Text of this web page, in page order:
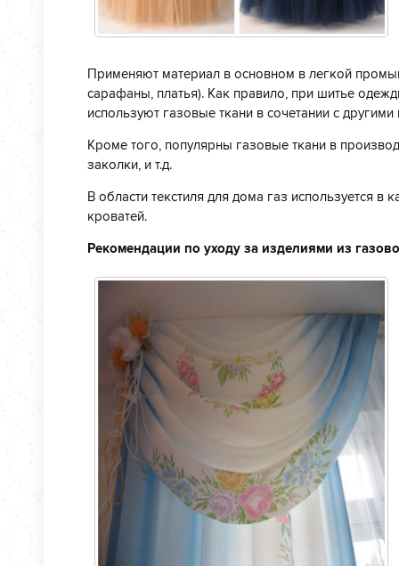
Применяют материал в основном в легкой
сарафаны, платья). Как правило, при шитье
используют газовые ткани в сочетании с
Кроме того, популярны газовые ткани в
заколки, и т.д.
В области текстиля для дома газ используется
кроватей.
Рекомендации по уходу за изделиями из